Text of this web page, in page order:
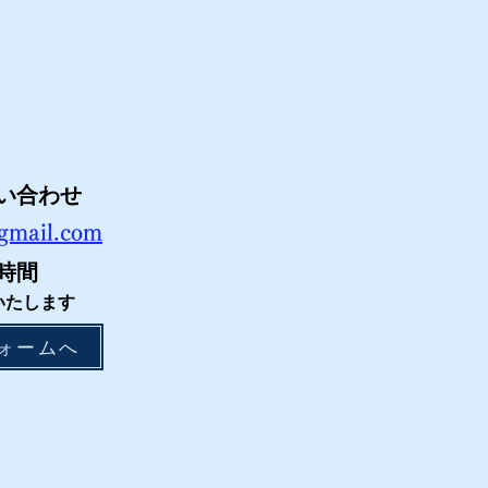
合わせ
間
します
ームへ